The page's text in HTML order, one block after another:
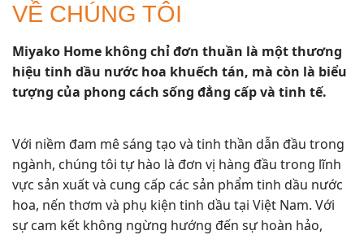
VỀ CHÚNG TÔI
Miyako Home không chỉ đơn thuần là một thương
hiệu tinh dầu nước hoa khuếch tán, mà còn là biểu
tượng của phong cách sống đẳng cấp và tinh tế.
Với niềm đam mê sáng tạo và tinh thần dẫn đầu trong
ngành, chúng tôi tự hào là đơn vị hàng đầu trong lĩnh
vực sản xuất và cung cấp các sản phẩm tinh dầu nước
hoa, nến thơm và phụ kiện tinh dầu tại Việt Nam. Với
sự cam kết không ngừng hướng đến sự hoàn hảo,